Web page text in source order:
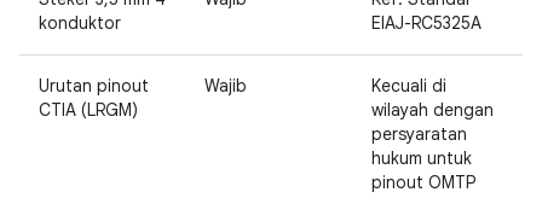
konduktor
EIAJ-RC5325A
Urutan pinout
CTIA (LRGM)
Wajib
Kecuali di
wilayah dengan
persyaratan
hukum untuk
pinout OMTP